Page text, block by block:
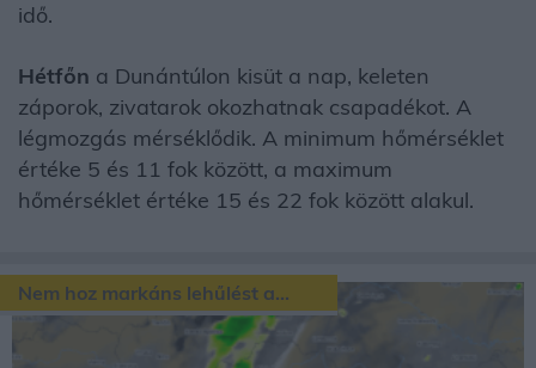
idő.
Hétfőn a Dunántúlon kisüt a nap, keleten
záporok, zivatarok okozhatnak csapadékot. A
légmozgás mérséklődik. A minimum hőmérséklet
értéke 5 és 11 fok között, a maximum
hőmérséklet értéke 15 és 22 fok között alakul.
Nem hoz markáns lehűlést a...